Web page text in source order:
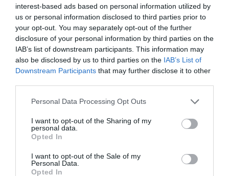
interest-based ads based on personal information utilized by
us or personal information disclosed to third parties prior to
your opt-out. You may separately opt-out of the further
disclosure of your personal information by third parties on the
IAB’s list of downstream participants. This information may
also be disclosed by us to third parties on the IAB’s List of
Downstream Participants that may further disclose it to other
Personal Data Processing Opt Outs
I want to opt-out of the Sharing of my
personal data.
Opted In
I want to opt-out of the Sale of my
Personal Data.
Opted In